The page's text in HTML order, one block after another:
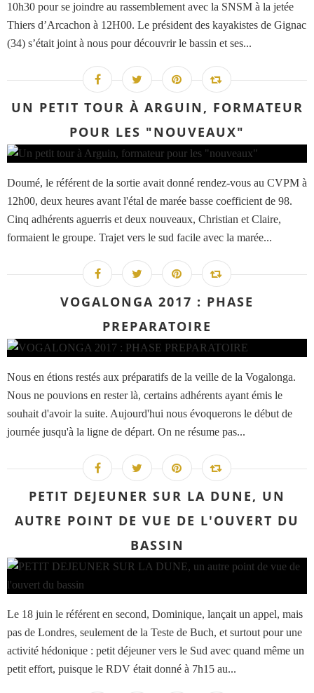
10h30 pour se joindre au rassemblement avec la SNSM à la jetée
Thiers d’Arcachon à 12H00. Le président des kayakistes de Gignac
(34) s’était joint à nous pour découvrir le bassin et ses...
UN PETIT TOUR À ARGUIN, FORMATEUR
POUR LES "NOUVEAUX"
Doumé, le référent de la sortie avait donné rendez-vous au CVPM à
12h00, deux heures avant l'étal de marée basse coefficient de 98.
Cinq adhérents aguerris et deux nouveaux, Christian et Claire,
formaient le groupe. Trajet vers le sud facile avec la marée...
VOGALONGA 2017 : PHASE
PREPARATOIRE
Nous en étions restés aux préparatifs de la veille de la Vogalonga.
Nous ne pouvions en rester là, certains adhérents ayant émis le
souhait d'avoir la suite. Aujourd'hui nous évoquerons le début de
journée jusqu'à la ligne de départ. On ne résume pas...
PETIT DEJEUNER SUR LA DUNE, UN
AUTRE POINT DE VUE DE L'OUVERT DU
BASSIN
Le 18 juin le référent en second, Dominique, lançait un appel, mais
pas de Londres, seulement de la Teste de Buch, et surtout pour une
activité hédonique : petit déjeuner vers le Sud avec quand même un
petit effort, puisque le RDV était donné à 7h15 au...